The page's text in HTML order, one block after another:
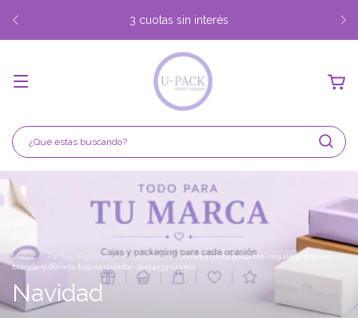
3 cuotas sin interés
Inicio / Fechas Especiales / Navidad /
breadcrumbs.bolsa-de-regalo-premium-
blanca-y-dorada-tag-senalador-25x14x33-crema
Navidad